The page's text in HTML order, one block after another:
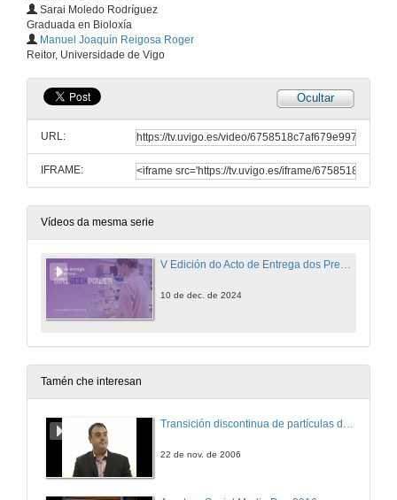
Sarai Moledo Rodríguez
Graduada en Bioloxía
Manuel Joaquín Reigosa Roger
Reitor, Universidade de Vigo
Ocultar
URL:
IFRAME:
Vídeos da mesma serie
V Edición do Acto de Entrega dos Premios Girl Geek Power
10 de dec. de 2024
Tamén che interesan
22 de nov. de 2006